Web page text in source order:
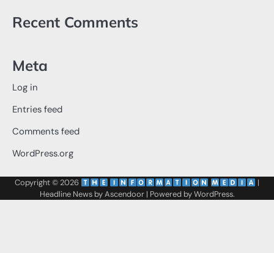
Recent Comments
Meta
Log in
Entries feed
Comments feed
WordPress.org
Copyright © 2026
|
Headline News byAscendoor| Powered byWordPress.